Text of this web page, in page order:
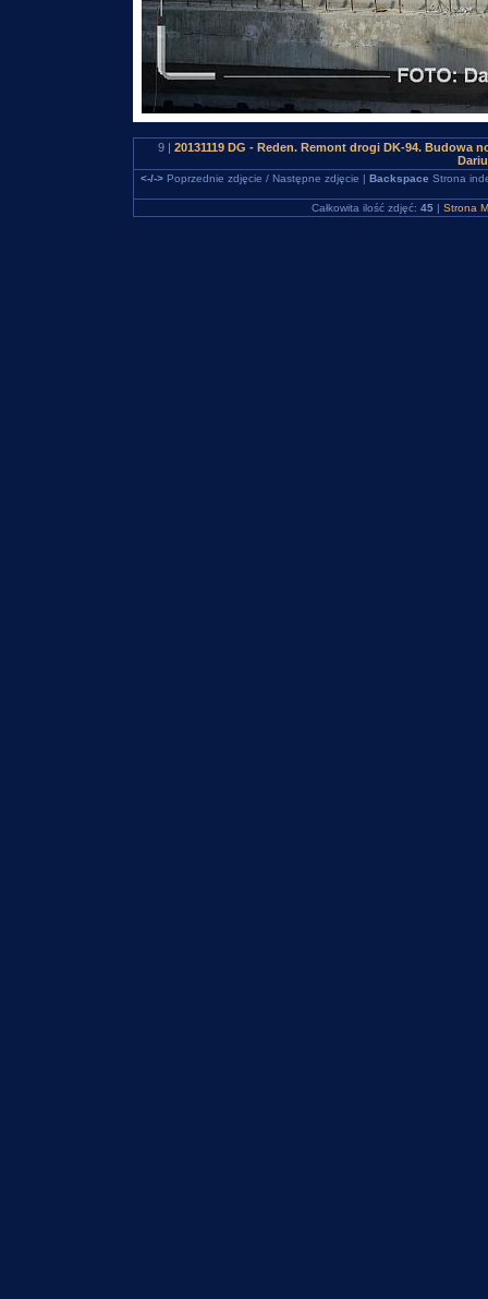
9 | 20131119 DG - Reden. Remont drogi DK-94.
<-/->Poprzednie zdjęcie / Następne zdjęcie | Backspace Strona
Całkowita ilość zdjęć: 45 | Strona